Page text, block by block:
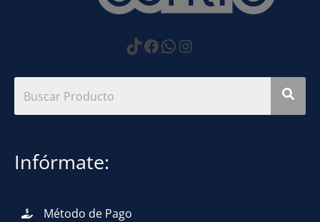
https://
Facebook
WhatsApp
Instagram
Infórmate:
Método de Pago